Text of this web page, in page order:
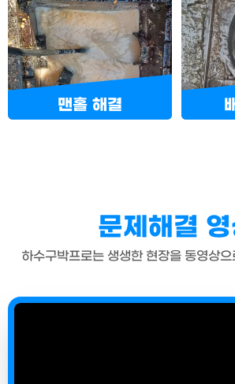
맨홀 해결
문제해결
하수구박프로는 생생한 현장을 동영상